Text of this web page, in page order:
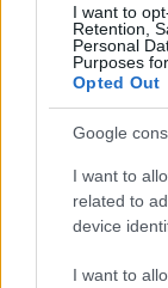
I want to
Retention,
Personal
Purposes
Opted Out
Google
I want to
related to
device
I want to